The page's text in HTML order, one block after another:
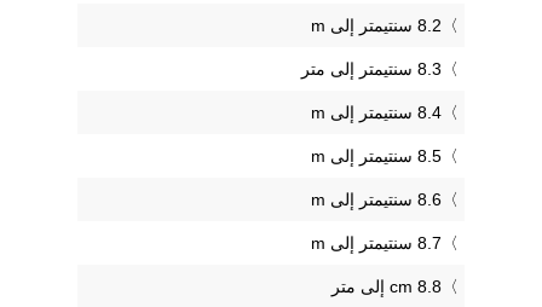
8.2 سنتيمتر إلى m
8.3 سنتيمتر إلى متر
8.4 سنتيمتر إلى m
8.5 سنتيمتر إلى m
8.6 سنتيمتر إلى m
8.7 سنتيمتر إلى m
8.8 cm إلى متر